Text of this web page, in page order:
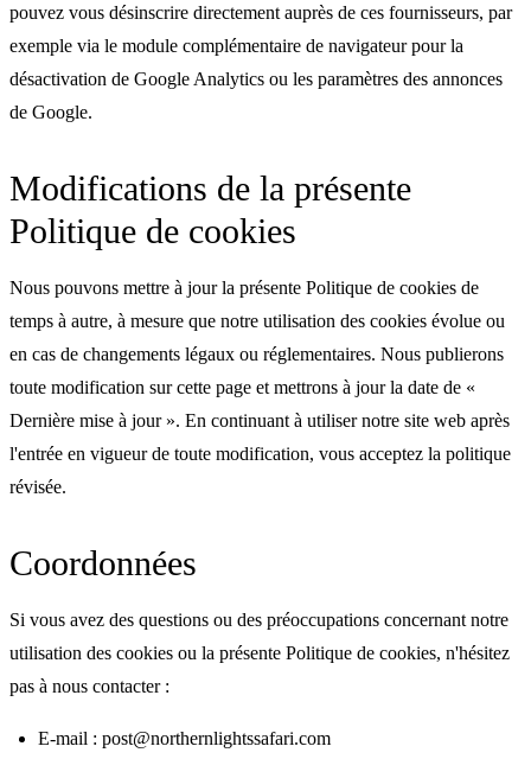
pouvez vous désinscrire directement auprès de ces fournisseurs, par
exemple via le module complémentaire de navigateur pour la
désactivation de Google Analytics ou les paramètres des annonces
de Google.
Modifications de la présente
Politique de cookies
Nous pouvons mettre à jour la présente Politique de cookies de
temps à autre, à mesure que notre utilisation des cookies évolue ou
en cas de changements légaux ou réglementaires. Nous publierons
toute modification sur cette page et mettrons à jour la date de «
Dernière mise à jour ». En continuant à utiliser notre site web après
l'entrée en vigueur de toute modification, vous acceptez la politique
révisée.
Coordonnées
Si vous avez des questions ou des préoccupations concernant notre
utilisation des cookies ou la présente Politique de cookies, n'hésitez
pas à nous contacter :
E-mail : post@northernlightssafari.com